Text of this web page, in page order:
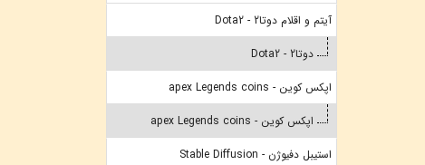
آیتم و اقلام دوتا2 - Dota2
دوتا2 - Dota2
اپکس کوین - apex Legends coins
اپکس کوین - apex Legends coins
استیبل دفیوژن - Stable Diffusion